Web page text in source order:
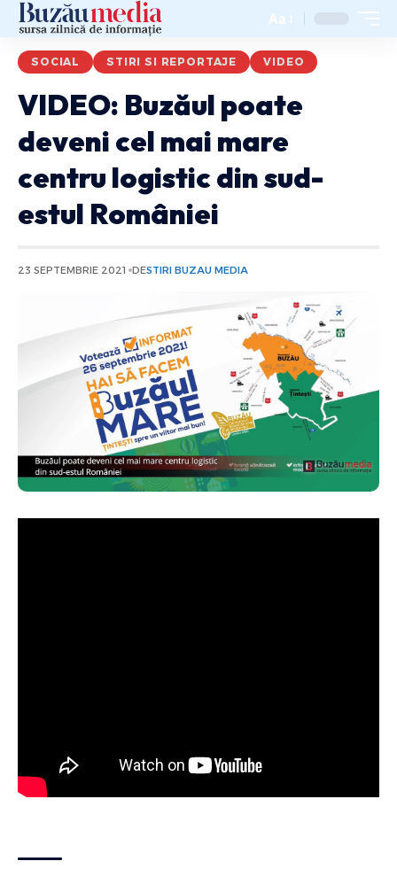
Aa
SOCIAL STIRI SI REPORTAJE VIDEO
VIDEO: Buzăul poate
deveni cel mai mare
centru logistic din sud-
estul României
23 SEPTEMBRIE 2021 DESTIRI BUZAU MEDIA